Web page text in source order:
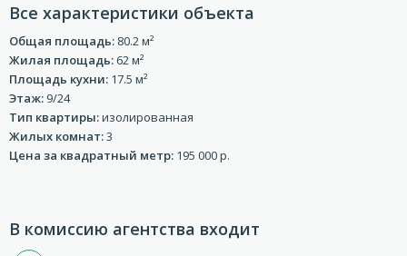
Все характеристики объекта
Общая площадь: 80.2 м²
Жилая площадь: 62 м²
Площадь кухни: 17.5 м²
Этаж: 9/24
Тип квартиры:изолированная
Жилых комнат:3
Цена за квадратный метр: 195 000 р.
В комиссию агентства входит